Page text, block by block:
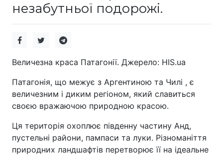
незабутньої подорожі.
Величезна краса Патагонії. Джерело: HIS.ua
Патагонія, що межує з Аргентиною та Чилі , є
величезним і диким регіоном, який славиться
своєю вражаючою природною красою.
Ця територія охоплює південну частину Анд,
пустельні райони, пампаси та луки. Різноманіття
природних ландшафтів перетворює її на ідеальне